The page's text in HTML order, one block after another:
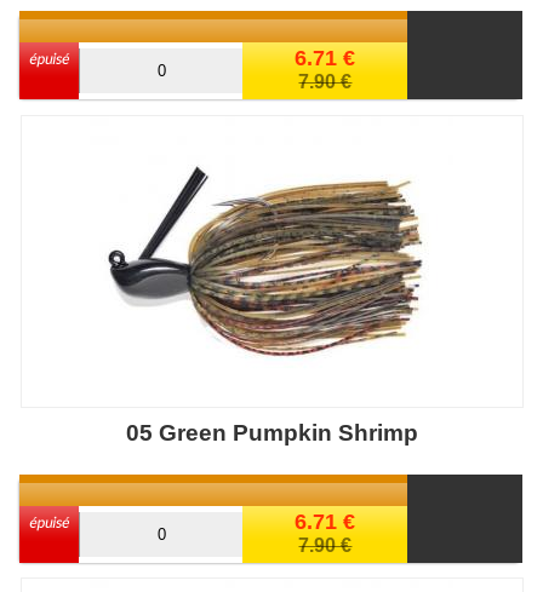
6.71 €
7.90 €
05 Green Pumpkin Shrimp
6.71 €
7.90 €